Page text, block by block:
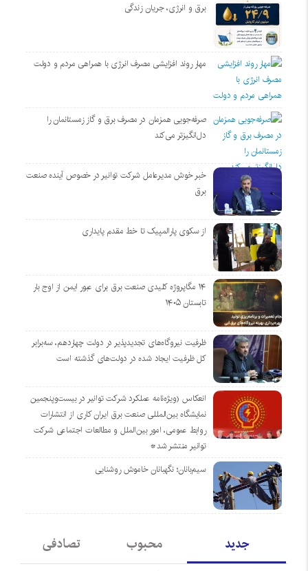
برق و انرژی، جریان زندگی
مهار روند افزایشی مصرف انرژی با همراهی مردم و دولت
صرفه‌جویی همزمان در مصرف برق و گاز زمستانمان را
دل‌انگیزتر می‌کند
خبر خوش مدیرعامل شرکت توانیر در خصوص آینده صنعت
برق
از سکوی پارالمپیک تا خط مقدم پایداری
۱۴ مگاپروژه‌ کلیدی صنعت برق برای عبور ایمن از اوج بار
تابستان ۱۴۰۵
ظرفیت نیروگاه‌های تجدیدپذیر در دولت چهاردهم، سه‌برابر
کل ظرفیت ایجاد شده در دولت‌های گذشته است
انعکاس (ویژه‌نامه عملکرد شرکت توانیر در بیست‌وپنجمین
نمایشگاه بین‌المللی صنعت برق ایران کاری از انتشارات
روابط عمومی، امور بین‌الملل و مطالعات اجتماعی شرکت
توانیر منتشر شد*
سیم‌بانان؛ نگهبانان خاموش روشنایی
جدید محبوب تصادفی